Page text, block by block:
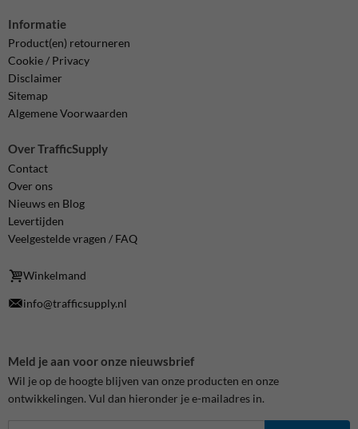
Informatie
Product(en) retourneren
Cookie / Privacy
Disclaimer
Sitemap
Algemene Voorwaarden
Over TrafficSupply
Contact
Over ons
Nieuws en Blog
Levertijden
Veelgestelde vragen / FAQ
Winkelmand
info@trafficsupply.nl
Meld je aan voor onze nieuwsbrief
Wil je op de hoogte blijven van onze producten en onze
ontwikkelingen. Vul dan hieronder je e-mailadres in.